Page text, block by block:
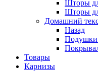
Шторы
Шторы
Домашний
Назад
Подушки
Товары
Карнизы